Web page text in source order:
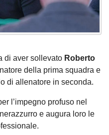
di aver sollevato Roberto
della prima squadra e
di allenatore in seconda.
l’impegno profuso nel
e augura loro le